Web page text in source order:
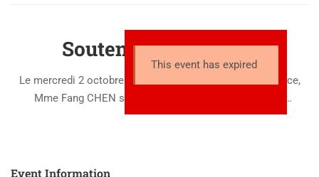
Soutenance de thèse
Le mercredi 2 octobre 2019 à 10h à Saint-Paul Lez Durance,
Mme Fang CHEN soutiendra sa thèse de doctorat en
« Science pour l’ingénieur » spécialité « Mécanique et
This event has expired
Event Information